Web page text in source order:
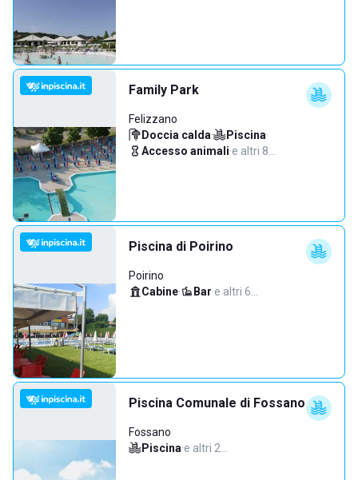
Family Park
Felizzano
Doccia calda· Piscina·
Accesso animali·e altri 8…
Piscina di Poirino
Poirino
Cabine· Bar·e altri 6…
Piscina Comunale di Fossano
Fossano
Piscina·e altri 2…